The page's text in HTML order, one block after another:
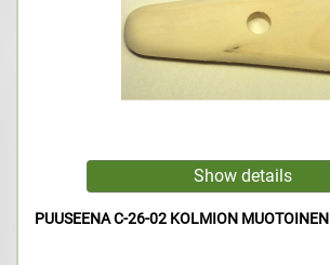
PUUSEENA C-26-02 KOLMION MUOTOINEN